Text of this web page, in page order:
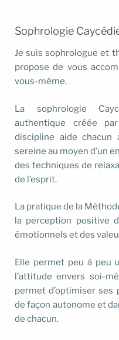
Sophrologie
Je suis sophrologue et
propose de vous
vous-même.
La sophrologie
authentique créée
discipline aide chacun
sereine au moyen d’un
des techniques de
de l’esprit.
La pratique de la
la perception positive
émotionnels et des
Elle permet peu à peu
l’attitude envers soi-
permet d’optimiser ses
de façon autonome et
de chacun.